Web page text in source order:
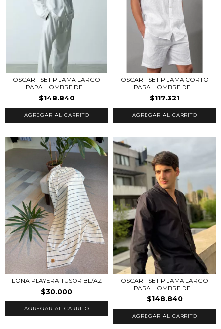
OSCAR - SET PIJAMA LARGO
PARA HOMBRE DE...
$148.840
AGREGAR AL CARRITO
OSCAR - SET PIJAMA CORTO
PARA HOMBRE DE...
$117.321
AGREGAR AL CARRITO
LONA PLAYERA TUSOR BL/AZ
$30.000
OSCAR - SET PIJAMA LARGO
PARA HOMBRE DE...
$148.840
AGREGAR AL CARRITO